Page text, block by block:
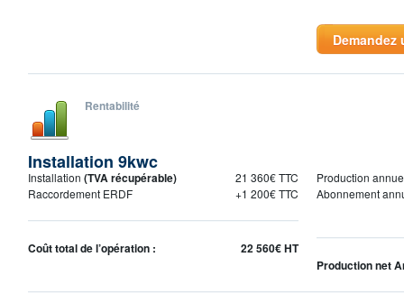
Demandez
Installation 9kwc
Rentabilité
Installation (TVA récupérable)
21 360€ TTC
Raccordement ERDF
+1 200€ TTC
Coût total de l’opération : 22 560€ HT
Production
Abonnement
Production net